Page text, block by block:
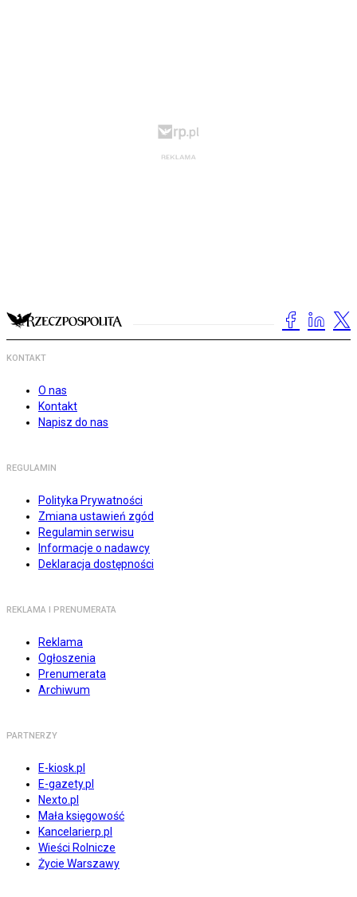
KONTAKT
O nas
Kontakt
Napisz do nas
REGULAMIN
Polityka Prywatności
Zmiana ustawień zgód
Regulamin serwisu
Informacje o nadawcy
Deklaracja dostępności
REKLAMA I PRENUMERATA
Reklama
Ogłoszenia
Prenumerata
Archiwum
PARTNERZY
E-kiosk.pl
E-gazety.pl
Nexto.pl
Mała księgowość
Kancelarierp.pl
Wieści Rolnicze
Życie Warszawy